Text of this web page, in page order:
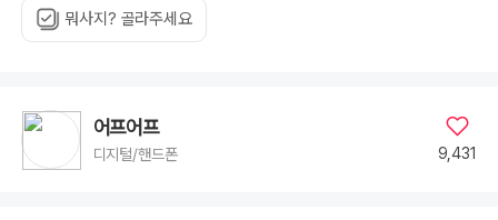
뭐사지? 골라주세요
어프어프
디지털/핸드폰 9,431